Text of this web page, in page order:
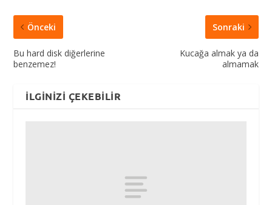
Önceki
Bu hard disk diğerlerine
benzemez!
Sonraki
Kucağa almak ya da
almamak
İLGINIZI ÇEKEBILIR